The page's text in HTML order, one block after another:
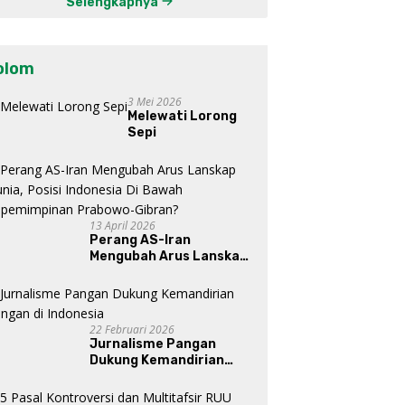
3 Mei 2026
Melewati Lorong
Sepi
13 April 2026
Perang AS-Iran
Mengubah Arus Lanskap
Bawah Kepemimpinan
Prabowo-Gibran?
22 Februari 2026
Jurnalisme Pangan
Dukung Kemandirian